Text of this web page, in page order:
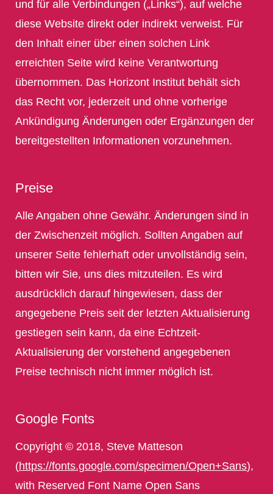
und für alle Verbindungen („Links“), auf welche
diese Website direkt oder indirekt verweist. Für
den Inhalt einer über einen solchen Link
erreichten Seite wird keine Verantwortung
übernommen. Das Horizont Institut behält sich
das Recht vor, jederzeit und ohne vorherige
Ankündigung Änderungen oder Ergänzungen der
bereitgestellten Informationen vorzunehmen.
Preise
Alle Angaben ohne Gewähr. Änderungen sind in
der Zwischenzeit möglich. Sollten Angaben auf
unserer Seite fehlerhaft oder unvollständig sein,
bitten wir Sie, uns dies mitzuteilen. Es wird
ausdrücklich darauf hingewiesen, dass der
angegebene Preis seit der letzten Aktualisierung
gestiegen sein kann, da eine Echtzeit-
Aktualisierung der vorstehend angegebenen
Preise technisch nicht immer möglich ist.
Google Fonts
Copyright © 2018, Steve Matteson
(https://fonts.google.com/specimen/Open+Sans),
with Reserved Font Name Open Sans